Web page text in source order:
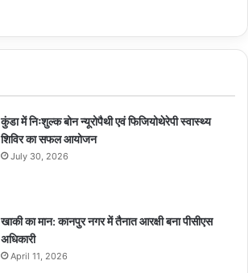
कुंडा में निःशुल्क बोन न्यूरोपैथी एवं फिजियोथेरेपी स्वास्थ्य
शिविर का सफल आयोजन
July 30, 2026
खाकी का मान: कानपुर नगर में तैनात आरक्षी बना पीसीएस
अधिकारी
April 11, 2026